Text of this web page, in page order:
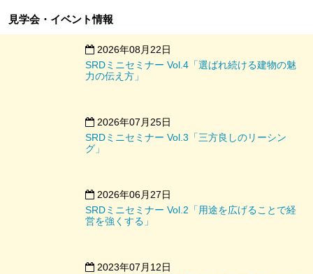
所在地 福岡市中央区大名2丁目8-18
月額 29,000円（税込31,900円）※当ビル
入居者様は24,000円（税込26,400円）
なし
パレットサイズ (1) 幅 1.78m 高さ
1.6m、(2)幅 1.7m 高さ 1.65m
車種など詳しくはお問い合わせくださ
7:30～23:00
見学会・イベント情報
2026年08月22日
SRDミニセミナー Vol.4「選ばれ続ける建物の魅
力の伝え方」
2026年07月25日
SRDミニセミナー Vol.3「三方良しのリーシン
グ」
2026年06月27日
SRDミニセミナー Vol.2「用途を広げることで経
営を強くする」
2023年07月12日